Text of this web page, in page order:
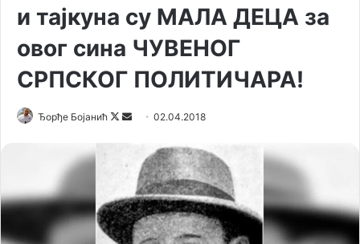
и тајкуна су МАЛА ДЕЦА за
овог сина ЧУВЕНОГ
СРПСКОГ ПОЛИТИЧАРА!
Ђорђе Бојанић
F
o
w
o
a
n
e
02.04.2018